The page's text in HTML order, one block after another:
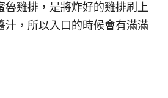
魯雞排，是將炸好的雞排刷上
汁，所以入口的時候會有滿滿